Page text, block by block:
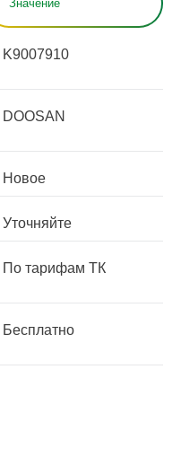
Значение
K9007910
DOOSAN
Новое
Уточняйте
По тарифам ТК
Бесплатно